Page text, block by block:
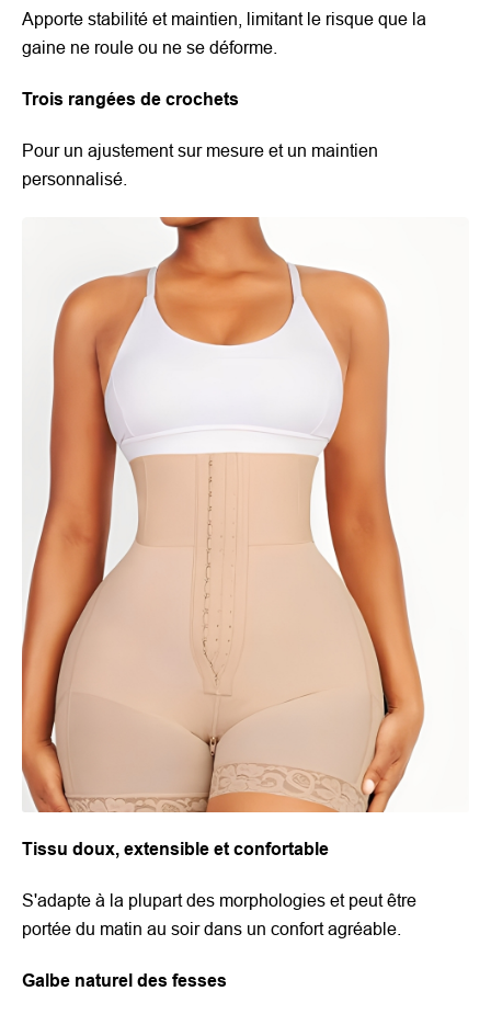
Apporte stabilité et maintien, limitant le risque que la
gaine ne roule ou ne se déforme.
Trois rangées de crochets
Pour un ajustement sur mesure et un maintien
personnalisé.
Tissu doux, extensible et confortable
S'adapte à la plupart des morphologies et peut être
portée du matin au soir dans un confort agréable.
Galbe naturel des fesses